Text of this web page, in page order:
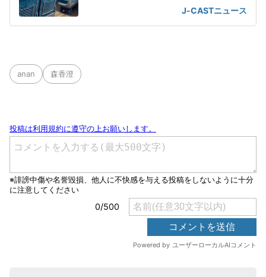
J-CASTニュース
anan 森香澄